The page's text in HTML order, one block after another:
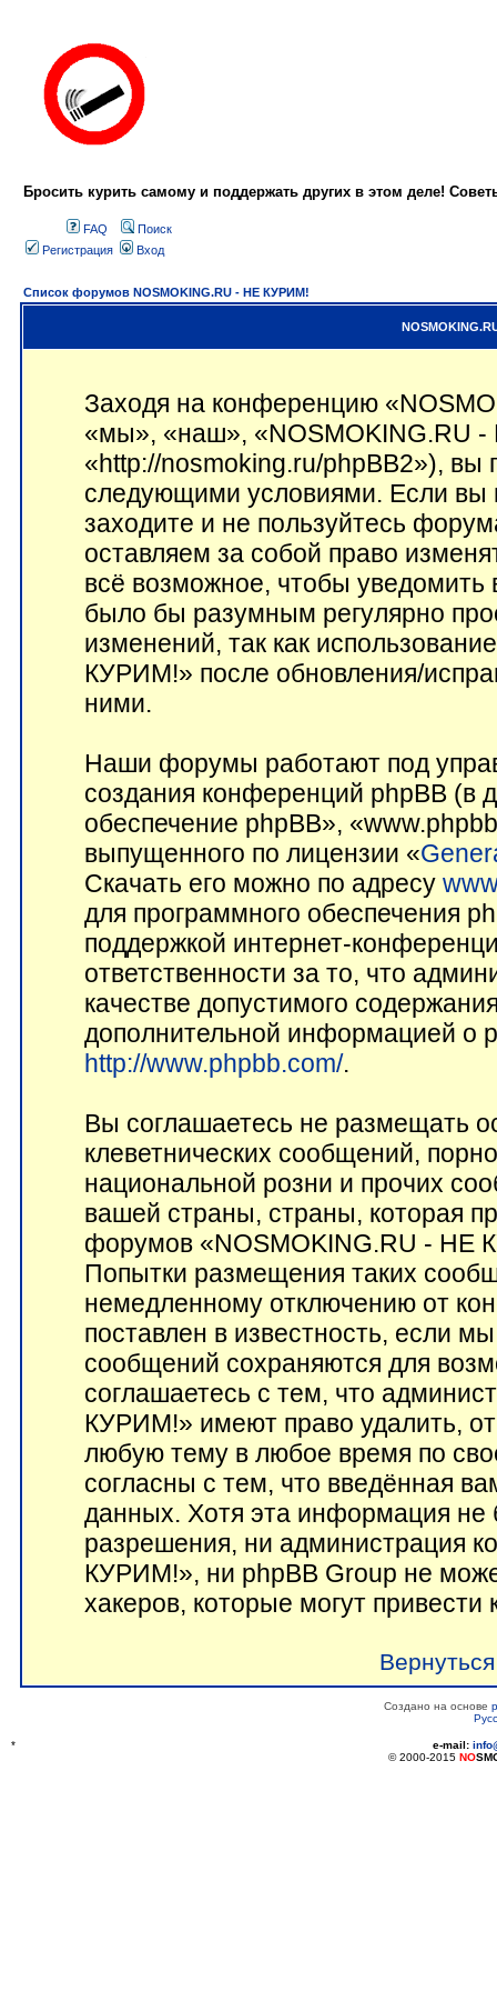
Бросить курить самому и поддержать других в этом деле!
FAQ
Поиск
Регистрация
Вход
Список форумов NOSMOKING.RU - НЕ КУРИМ!
Заходя на конференцию
«мы», «наш», «NOSMOKING.RU
«http://nosmoking.ru/phpBB2»), вы
следующими условиями. Если вы
заходите и не пользуйтесь
оставляем за собой право
всё возможное, чтобы
было бы разумным регулярно
изменений, так как
КУРИМ!» после обновления/
ними.
Наши форумы работают под
создания конференций phpBB (в
обеспечение phpBB»,
выпущенного по лицензии «
Скачать его можно по адресу
для программного обеспечения
поддержкой интернет-
ответственности за то, что
качестве допустимого
дополнительной информацией о
http://www.phpbb.com/.
Вы соглашаетесь не размещать
клеветнических сообщений,
национальной розни и прочих
вашей страны, страны, которая
форумов «NOSMOKING.RU - НЕ
Попытки размещения таких
немедленному отключению от
поставлен в известность, если
сообщений сохраняются для
соглашаетесь с тем, что
КУРИМ!» имеют право удалить,
любую тему в любое время по
согласны с тем, что введённая
данных. Хотя эта информация не
разрешения, ни администрация
КУРИМ!», ни phpBB Group не
хакеров, которые могут
Создано на основе
* e-mail:
© 2000-2015 NO